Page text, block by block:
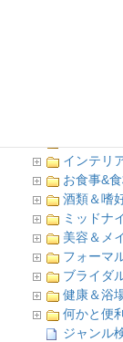
インテリ
お食事&
酒類＆嗜
ミッドナ
美容＆メ
フォーマ
ブライダ
健康＆浴
何かと便
ジャンル